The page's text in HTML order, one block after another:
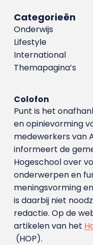
Categorieën
Onderwijs
Lifestyle
International
Themapagina’s
Colofon
Punt is het
en opinievorming
medewerkers van
informeert de
Hogeschool over
onderwerpen en
meningsvorming
is daarbij niet
redactie. Op de
artikelen van het
(HOP).